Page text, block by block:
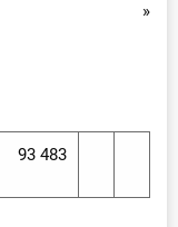
»
93 483